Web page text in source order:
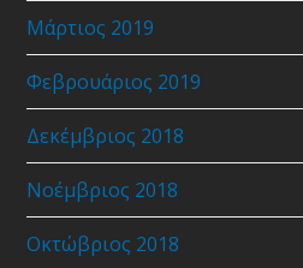
Μάρτιος 2019
Φεβρουάριος 2019
Δεκέμβριος 2018
Νοέμβριος 2018
Οκτώβριος 2018